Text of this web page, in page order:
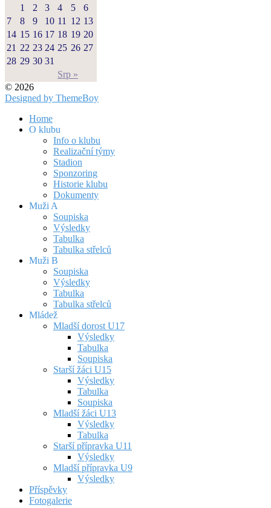
Srp »
1 2 3 4 5
6
7
8 9 10 11 12 13
14 15 16 17 18 19 20
21 22 23 24 25 26 27
28 29 30 31
© 2026
Designed by ThemeBoy
Home
O klubu
Info o klubu
Realizační týmy
Stadion
Sponzoring
Historie klubu
Dokumenty
Muži A
Soupiska
Výsledky
Tabulka
Tabulka střelců
Muži B
Soupiska
Výsledky
Tabulka
Tabulka střelců
Mládež
Mladší dorost U17
Výsledky
Tabulka
Soupiska
Starší žáci U15
Výsledky
Tabulka
Soupiska
Mladší žáci U13
Výsledky
Tabulka
Starší přípravka U11
Výsledky
Mladší přípravka U9
Výsledky
Příspěvky
Fotogalerie